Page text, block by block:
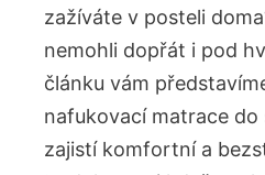
⁤zažíváte ​v posteli
nemohli‌ dopřát i pod
článku⁢ vám‌
‍nafukovací matrace do
zajistí komfortní a